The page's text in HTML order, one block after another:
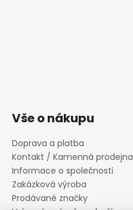
Vše o nákupu
Doprava a platba
Kontakt / Kamenná prodejna
Informace o společnosti
Zakázková výroba
Prodávané značky